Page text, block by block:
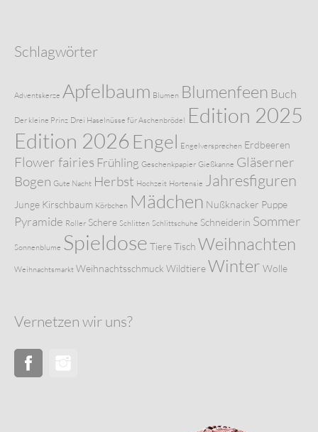
Schlagwörter
Adventskerze Apfelbaum Blumen Blumenfeen Buch
Der kleine Prinz Drei Haselnüsse für Aschenbrödel Edition 2025
Edition 2026 Engel Engelversprechen Erdbeeren
Flower fairies Frühling Geschenkpapier Gießkanne Gläserner
Bogen Gute Nacht Herbst Hochzeit Hortensie Jahresfiguren
Junge Kirschbaum Körbchen Mädchen Nußknacker Puppe
Pyramide Roller Schere Schlitten Schlittschuhe Schneiderin Sommer
Sonnenblume Spieldose TiereTisch Weihnachten
Weihnachtsmarkt Weihnachtsschmuck WildtiereWinter Wolle
Vernetzen wir uns?